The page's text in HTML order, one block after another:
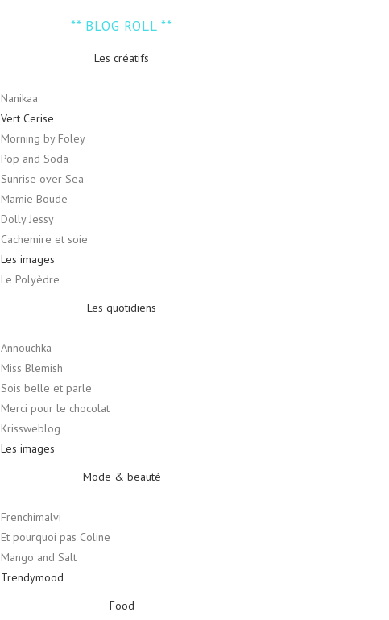
** BLOG ROLL **
Les créatifs
Nanikaa
Vert Cerise
Morning by Foley
Pop and Soda
Sunrise over Sea
Mamie Boude
Dolly Jessy
Cachemire et soie
Les images
Le Polyèdre
Les quotidiens
Annouchka
Miss Blemish
Sois belle et parle
Merci pour le chocolat
Krissweblog
Les images
Mode & beauté
Frenchimalvi
Et pourquoi pas Coline
Mango and Salt
Trendymood
Food